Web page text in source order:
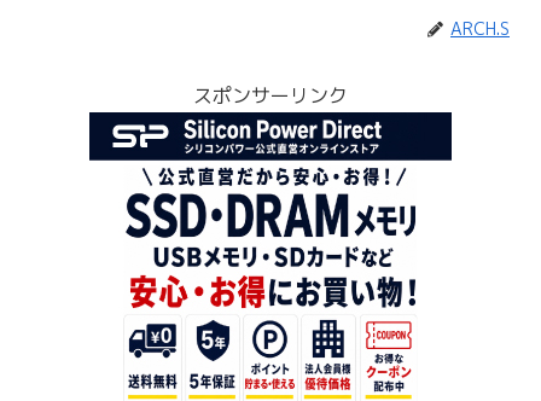
ARCH.S
スポンサーリンク